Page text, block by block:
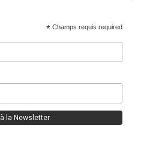
* Champs requis required